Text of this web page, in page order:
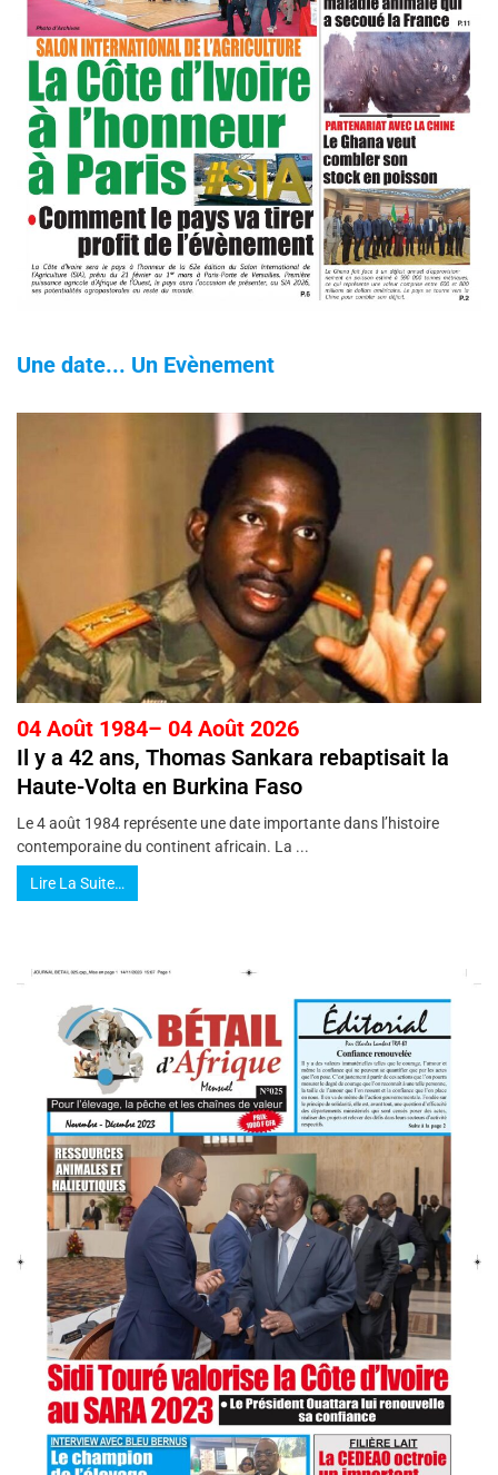
Une date... Un Evènement
04 Août 1984– 04 Août 2026
Il y a 42 ans, Thomas Sankara rebaptisait la
Haute-Volta en Burkina Faso
Le 4 août 1984 représente une date importante dans l’histoire
contemporaine du continent africain. La ...
Lire La Suite…